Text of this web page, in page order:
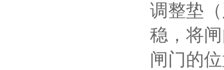
调整垫
稳，将
闸门的